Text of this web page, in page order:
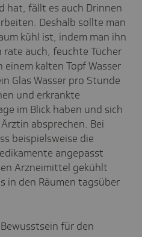
hat, fällt es auch Drinnen
Deshalb sollte man
kühl ist, indem man ihn
auch, feuchte Tücher
kalten Topf Wasser
Glas Wasser pro Stunde
und erkrankte
im Blick haben und sich
absprechen. Bei
beispielsweise die
angepasst
Arzneimittel gekühlt
in den Räumen tagsüber
für den